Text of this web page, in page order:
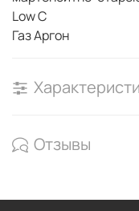
Low C
Газ Аргон
Отзывы